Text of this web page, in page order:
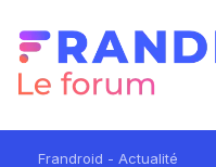
Frandroid - Actualité